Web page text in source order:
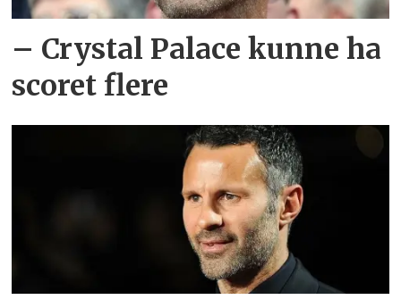
– Crystal Palace kunne ha
scoret flere